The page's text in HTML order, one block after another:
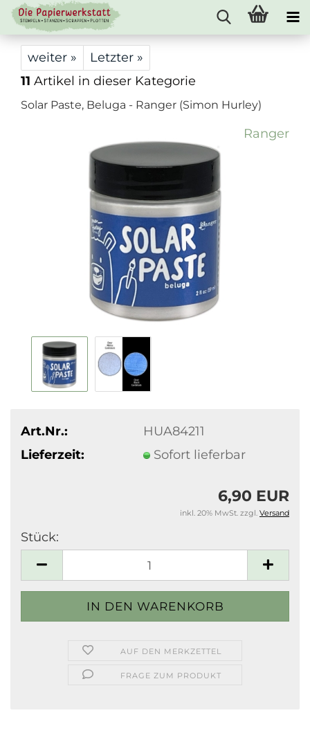
weiter »
Letzter »
11 Artikel in dieser Kategorie
Solar Paste, Beluga - Ranger (Simon Hurley)
Ranger
Art.Nr.:
HUA84211
Lieferzeit:
Sofort lieferbar
6,90 EUR
inkl. 20% MwSt. zzgl. Versand
Stück:
AUF DEN MERKZETTEL
FRAGE ZUM PRODUKT